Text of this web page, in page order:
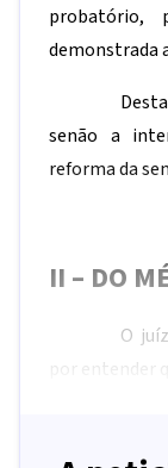
probatório,
demonstrada
senão a
reforma da
II – DO
O
por entender